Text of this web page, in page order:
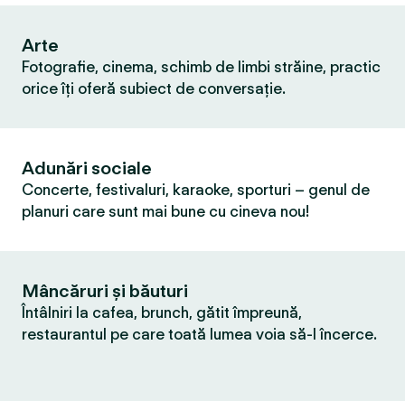
Arte
Fotografie, cinema, schimb de limbi străine, practic
orice îți oferă subiect de conversație.
Adunări sociale
Concerte, festivaluri, karaoke, sporturi – genul de
planuri care sunt mai bune cu cineva nou!
Mâncăruri și băuturi
Întâlniri la cafea, brunch, gătit împreună,
restaurantul pe care toată lumea voia să-l încerce.